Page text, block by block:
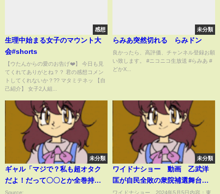
感想
生理中始まる女子のマウント大
会#shorts
【ウたんからの愛のお告げ❤️】 今日も見
てくれてありがとね？？ 君の感想コメン
トしてくれないか？?? マタミテネッ 【自
己紹介】 女子2人組...
未分類
らみあ突然切れる らみドン
良かったら、高評価、チャンネル登録お願
い致します。 #ニコニコ生放送 #らみあ #
どかX...
未分類
ギャル「マジで？私も超オタク
だよ！だって〇〇とか全巻持っ
てるし！」→結果ｗ
Source:
未分類
ワイドナショー 動画 乙武洋
匡が自民全敗の衆院補選舞台裏
を語る 5月5日
ワイドナショー 2024年5月5日内容：東